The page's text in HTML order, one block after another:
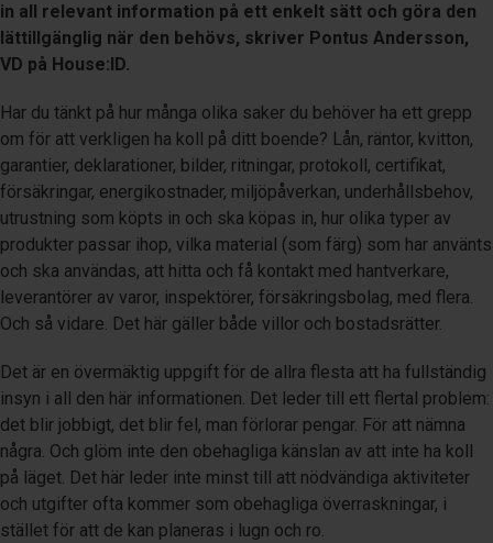
in all relevant information på ett enkelt sätt och göra den
lättillgänglig när den behövs, skriver Pontus Andersson,
VD på House:ID.
Har du tänkt på hur många olika saker du behöver ha ett grepp
om för att verkligen ha koll på ditt boende? Lån, räntor, kvitton,
garantier, deklarationer, bilder, ritningar, protokoll, certifikat,
försäkringar, energikostnader, miljöpåverkan, underhållsbehov,
utrustning som köpts in och ska köpas in, hur olika typer av
produkter passar ihop, vilka material (som färg) som har använts
och ska användas, att hitta och få kontakt med hantverkare,
leverantörer av varor, inspektörer, försäkringsbolag, med flera.
Och så vidare. Det här gäller både villor och bostadsrätter.
Det är en övermäktig uppgift för de allra flesta att ha fullständig
insyn i all den här informationen. Det leder till ett flertal problem:
det blir jobbigt, det blir fel, man förlorar pengar. För att nämna
några. Och glöm inte den obehagliga känslan av att inte ha koll
på läget. Det här leder inte minst till att nödvändiga aktiviteter
och utgifter ofta kommer som obehagliga överraskningar, i
stället för att de kan planeras i lugn och ro.